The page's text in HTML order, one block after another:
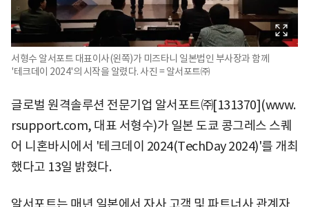
서형수 알서포트 대표이사(왼쪽)가 미즈타니 일본법인 부사장과 함께
'테크데이 2024'의 시작을 알렸다. 사진 = 알서포트㈜
글로벌 원격솔루션 전문기업 알서포트㈜[131370](www.
rsupport.com, 대표 서형수)가 일본 도쿄 콩그레스 스퀘
어 니혼바시에서 '테크데이 2024(TechDay 2024)'를 개최
했다고 13일 밝혔다.